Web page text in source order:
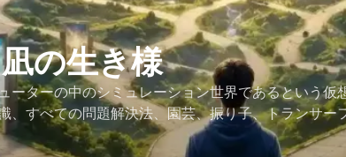
の生き様
ーターの中のシミュレーション世界であるという
、すべての問題解決法、園芸、振り子、トランサ